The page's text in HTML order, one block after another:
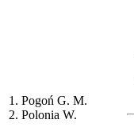
1. Pogoń G. M.
2. Polonia W.